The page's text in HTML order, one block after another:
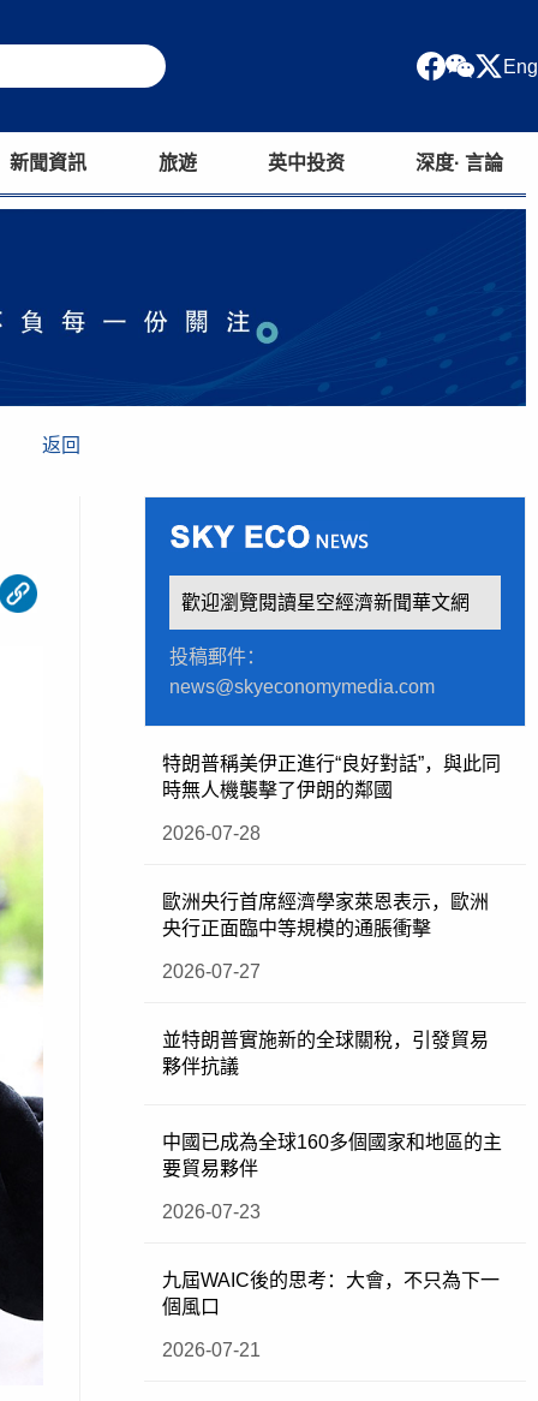
Eng
新聞資訊 旅遊 英中投资 深度· 言論
返回
歡迎瀏覽閱讀星空經濟新聞華文網
投稿郵件：
news@skyeconomymedia.com
特朗普稱美伊正進行“良好對話”，與此同
時無人機襲擊了伊朗的鄰國
2026-07-28
歐洲央行首席經濟學家萊恩表示，歐洲
央行正面臨中等規模的通脹衝擊
2026-07-27
並特朗普實施新的全球關稅，引發貿易
夥伴抗議
中國已成為全球160多個國家和地區的主
要貿易夥伴
2026-07-23
九屆WAIC後的思考：大會，不只為下一
個風口
2026-07-21